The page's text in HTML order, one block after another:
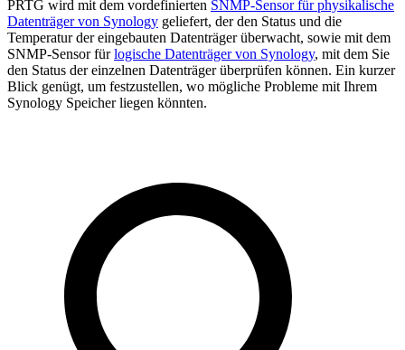
PRTG wird mit dem vordefinierten SNMP-Sensor für physikalische
Datenträger von Synology geliefert, der den Status und die
Temperatur der eingebauten Datenträger überwacht, sowie mit dem
SNMP-Sensor fürlogische Datenträger von Synology, mit dem Sie
den Status der einzelnen Datenträger überprüfen können. Ein kurzer
Blick genügt, um festzustellen, wo mögliche Probleme mit Ihrem
Synology Speicher liegen könnten.